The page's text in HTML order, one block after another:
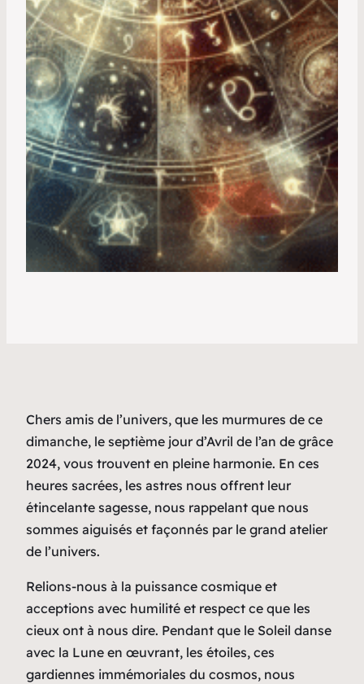
Chers amis de l’univers, que les murmures de ce
dimanche, le septième jour d’Avril de l’an de grâce
2024, vous trouvent en pleine harmonie. En ces
heures sacrées, les astres nous offrent leur
étincelante sagesse, nous rappelant que nous
sommes aiguisés et façonnés par le grand atelier
de l’univers.
Relions-nous à la puissance cosmique et
acceptions avec humilité et respect ce que les
cieux ont à nous dire. Pendant que le Soleil danse
avec la Lune en œuvrant, les étoiles, ces
gardiennes immémoriales du cosmos, nous